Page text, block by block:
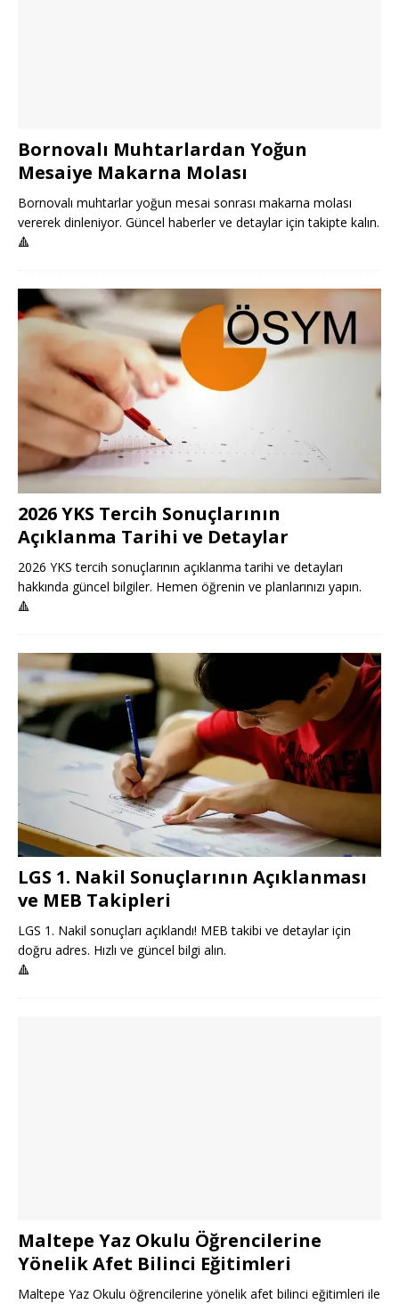
Bornovalı Muhtarlardan Yoğun
Mesaiye Makarna Molası
Bornovalı muhtarlar yoğun mesai sonrası makarna molası
vererek dinleniyor. Güncel haberler ve detaylar için takipte kalın.
🔺
2026 YKS Tercih Sonuçlarının
Açıklanma Tarihi ve Detaylar
2026 YKS tercih sonuçlarının açıklanma tarihi ve detayları
hakkında güncel bilgiler. Hemen öğrenin ve planlarınızı yapın.
🔺
LGS 1. Nakil Sonuçlarının Açıklanması
ve MEB Takipleri
LGS 1. Nakil sonuçları açıklandı! MEB takibi ve detaylar için
doğru adres. Hızlı ve güncel bilgi alın.
🔺
Maltepe Yaz Okulu Öğrencilerine
Yönelik Afet Bilinci Eğitimleri
Maltepe Yaz Okulu öğrencilerine yönelik afet bilinci eğitimleri ile